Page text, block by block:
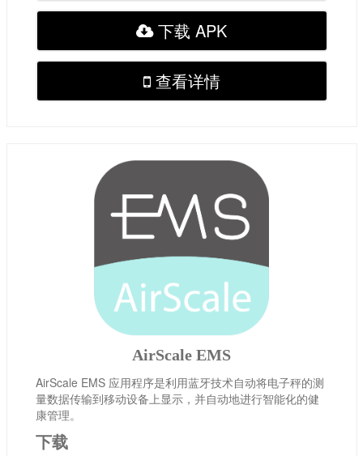
下载 APK
查看详情
AirScale EMS
AirScale EMS 应用程序是利用蓝牙技术自动将电子秤的测
量数据传输到移动设备上显示，并自动地进行智能化的健
康管理。
下载